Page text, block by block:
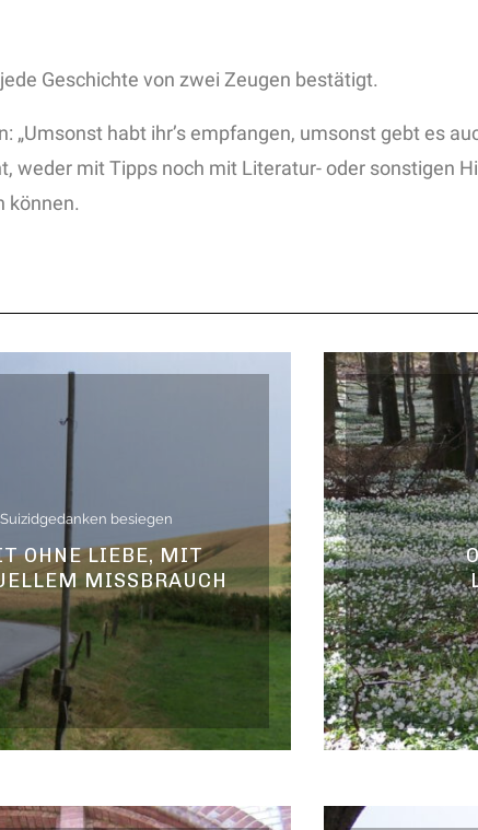
Geschichte von zwei Zeugen bestätigt.
„Umsonst habt ihr’s empfangen, umsonst gebt es
weder mit Tipps noch mit Literatur- oder sonstigen
können.
Suizidgedanken besiegen
OHNE LIEBE, MIT
MISSBRAUCH